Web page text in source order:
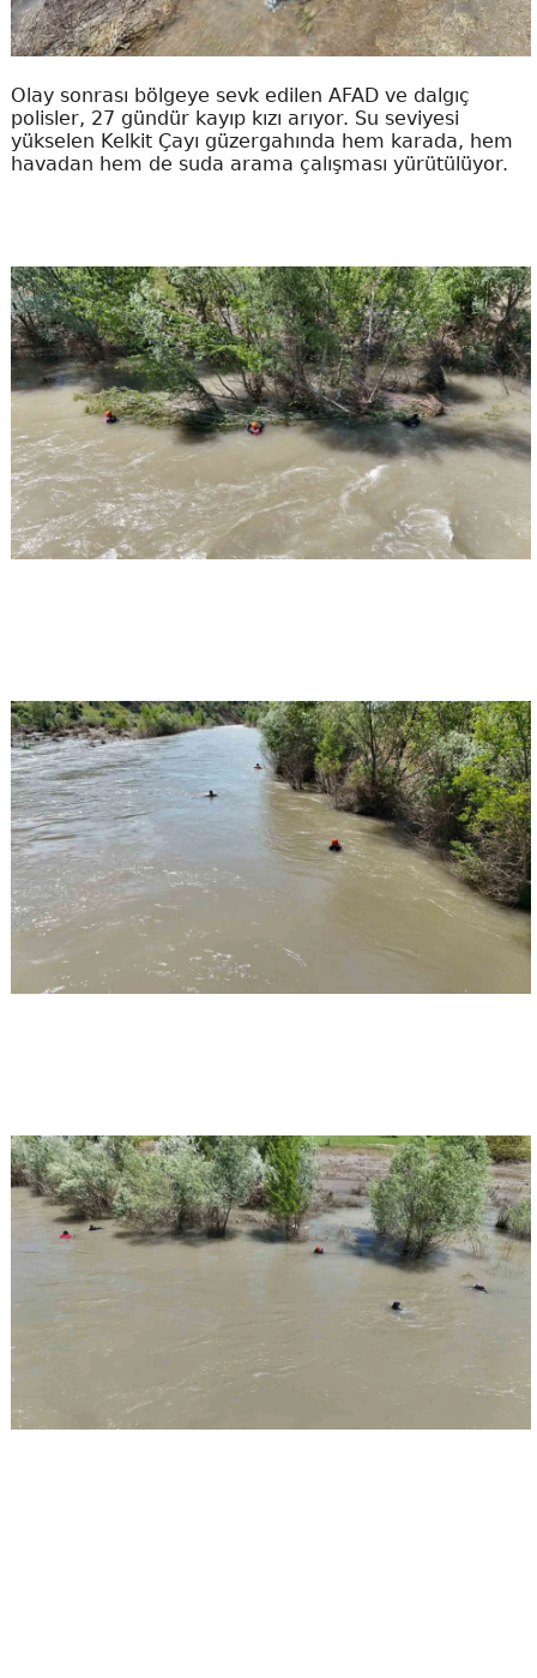
Olay sonrası bölgeye sevk edilen AFAD ve dalgıç
polisler, 27 gündür kayıp kızı arıyor. Su seviyesi
yükselen Kelkit Çayı güzergahında hem karada, hem
havadan hem de suda arama çalışması yürütülüyor.